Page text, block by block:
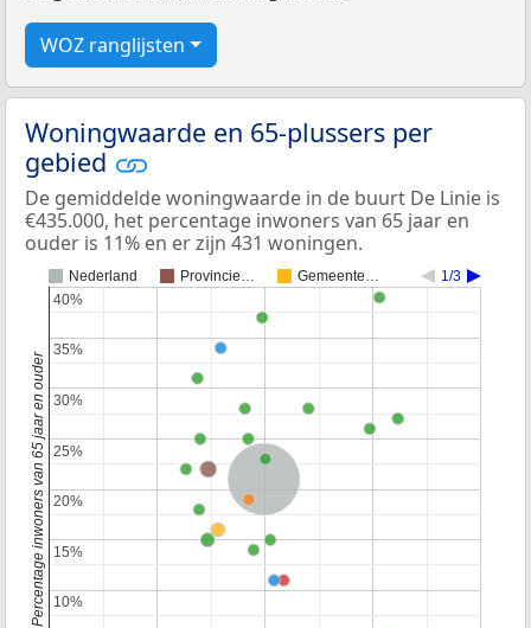
WOZ ranglijsten
Woningwaarde en 65-plussers per
gebied
De gemiddelde woningwaarde in de buurt De Linie is
€435.000, het percentage inwoners van 65 jaar en
ouder is 11% en er zijn 431 woningen.
Nederland Provincie… Gemeente… 1/3
10%
10%
15%
15%
20%
20%
25%
25%
30%
30%
35%
35%
40%
40%
Percentage inwoners van 65 jaar en ouder